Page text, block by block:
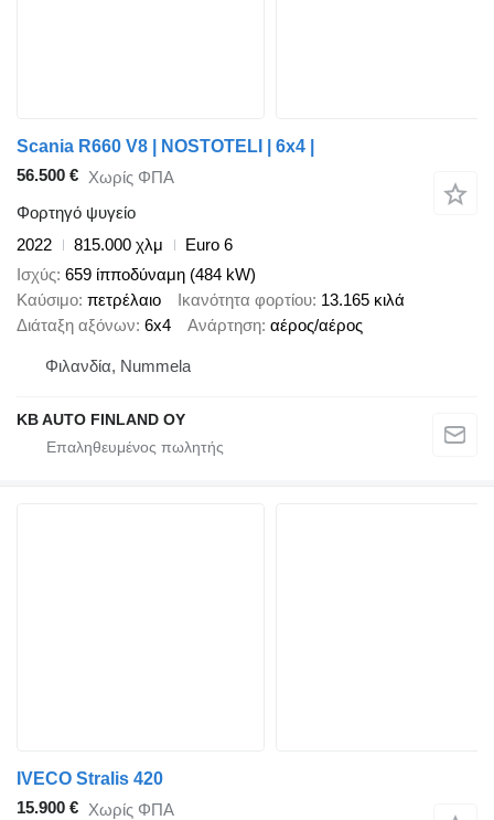
Scania R660 V8 | NOSTOTELI | 6x4 |
56.500 € Χωρίς ΦΠΑ
Φορτηγό ψυγείο
2022
815.000 χλμ
Euro 6
Ισχύς 659 ίπποδύναμη (484 kW)
Καύσιμο πετρέλαιο Ικανότητα φορτίου 13.165 κιλά
Διάταξη αξόνων 6x4 Ανάρτηση αέρος/αέρος
Φιλανδία, Nummela
KB AUTO FINLAND OY
IVECO Stralis 420
15.900 € Χωρίς ΦΠΑ